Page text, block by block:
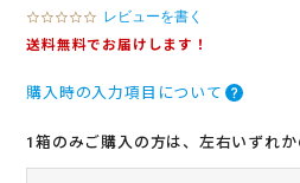
0
.
t
r
レビューを書く
送料無料でお届けします！
購入時の入力項目について
1箱のみご購入の方は、左右いずれ